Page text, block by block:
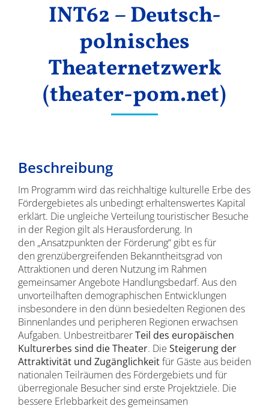
INT62 – Deutsch-
polnisches
Theaternetzwerk
(theater-pom.net)
Beschreibung
Im Programm wird das reichhaltige kulturelle Erbe des
Fördergebietes als unbedingt erhaltenswertes Kapital
erklärt. Die ungleiche Verteilung touristischer Besuche
in der Region gilt als Herausforderung. In
den „Ansatzpunkten der Förderung“ gibt es für
den grenzübergreifenden Bekanntheitsgrad von
Attraktionen und deren Nutzung im Rahmen
gemeinsamer Angebote Handlungsbedarf. Aus den
unvorteilhaften demographischen Entwicklungen
insbesondere in den dünn besiedelten Regionen des
Binnenlandes und peripheren Regionen erwachsen
Aufgaben. UnbestreitbarerTeil des europäischen
Kulturerbes sind die Theater. Die Steigerung der
Attraktivität und Zugänglichkeitfür Gäste aus beiden
nationalen Teilräumen des Fördergebiets und für
überregionale Besucher sind erste Projektziele. Die
bessere Erlebbarkeit des gemeinsamen